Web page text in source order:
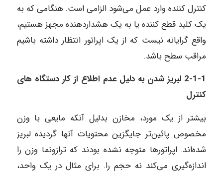
کنترل کننده وارد عمل می‌شود الزامی است. هنگامی که به
یک کلید قطع‌ کننده یا به یک هشداردهنده‌ مجهز هستیم،
واقع‌ گرایانه نیست که از یک اپراتور انتظار داشته باشیم
مراقب سطح باشد.
2-1-1 لبریز‌ شدن به دلیل عدم اطلاع از کار دستگاه های
کنترل
بیشتر از یک مورد، مخازن بدلیل آنکه مایعی با وزن
مخصوص پائین‌تر جایگزین محتویات آنها گردیده لبریز
شده‌اند. اپراتورها متوجه نشده بودند که ترازونما وزن را
اندازه‌گیری می‌کند نه حجم را. برای مثال در یک واحد،